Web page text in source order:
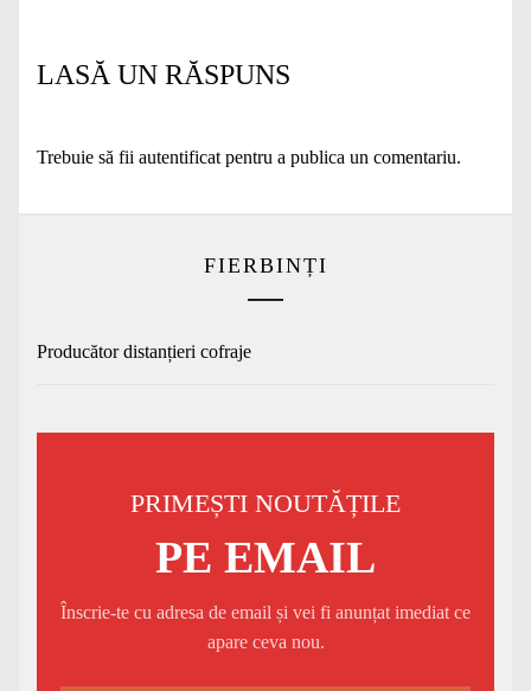
LASĂ UN RĂSPUNS
Trebuie să fii autentificat pentru a publica un comentariu.
FIERBINȚI
Producător distanțieri cofraje
PRIMEȘTI NOUTĂȚILE
PE EMAIL
Înscrie-te cu adresa de email și vei fi anunțat imediat ce
apare ceva nou.